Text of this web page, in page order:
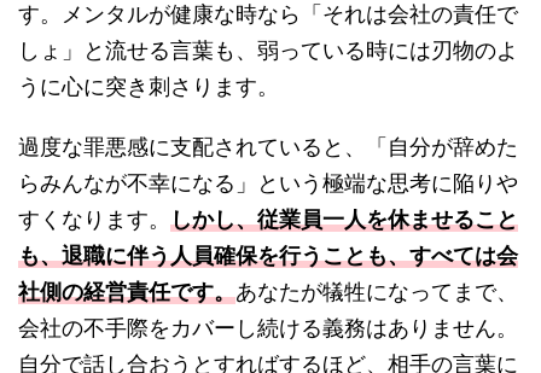
す。メンタルが健康な時なら「それは会社の責任で
しょ」と流せる言葉も、弱っている時には刃物のよ
うに心に突き刺さります。
過度な罪悪感に支配されていると、「自分が辞めた
らみんなが不幸になる」という極端な思考に陥りや
すくなります。 しかし、従業員一人を休ませること
も、退職に伴う人員確保を行うことも、すべては会
社側の経営責任です。あなたが犠牲になってまで、
会社の不手際をカバーし続ける義務はありません。
自分で話し合おうとすればするほど、相手の言葉に